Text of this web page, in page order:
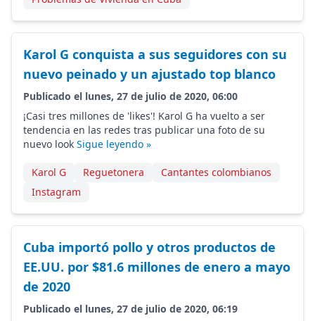
Karol G conquista a sus seguidores con su
nuevo peinado y un ajustado top blanco
Publicado el lunes, 27 de julio de 2020, 06:00
¡Casi tres millones de 'likes'! Karol G ha vuelto a ser
tendencia en las redes tras publicar una foto de su
nuevo look Sigue leyendo »
Karol G Reguetonera
Cantantes colombianos
Instagram
Cuba importó pollo y otros productos de
EE.UU. por $81.6 millones de enero a mayo
de 2020
Publicado el lunes, 27 de julio de 2020, 06:19